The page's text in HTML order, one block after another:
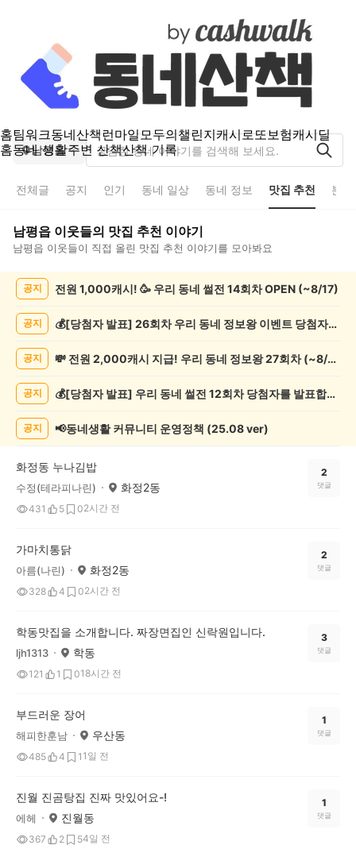
홈팀워크동네산책런마일모두의챌린지캐시로또보험캐시딜
홈동네 생활주변 산책산책 기록
남평읍
전체글 공지 인기 동네 일상 동네 정보 맛집 추천 분
남평읍 이웃들의 맛집 추천 이야기
남평읍 이웃들이 직접 올린 맛집 추천 이야기를 모아봐요
록
공지 전원 1,000캐시! 🥳 우리 동네 썰전 14회차 OPEN (~8/17)
공지 💰[당첨자 발표] 26회차 우리 동네 정보왕 이벤트 당첨자를 발표합니다!
공지 💸 전원 2,000캐시 지급! 우리 동네 정보왕 27회차 (~8/10)
공지 💰[당첨자 발표] 우리 동네 썰전 12회차 당첨자를 발표합니다!
공지 📢동네생활 커뮤니티 운영정책 (25.08 ver)
화정동 누나김밥
수정(테라피나린) 화정2동
431 5 02시간 전
2
댓글
가마치통닭
아름(나린) 화정2동
328 4 02시간 전
2
댓글
학동맛집을 소개합니다. 짜장면집인 신락원입니다.
ljh1313 학동
121 1 018시간 전
3
댓글
부드러운 장어
해피한훈남 우산동
485 4 1 1일 전
1
댓글
진월 진곰탕집 진짜 맛있어요-!
에헤 진월동
367 2 54일 전
1
댓글